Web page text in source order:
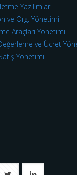
Yazılımları
ve Org. Yönetimi
Araçları Yönetimi
ve Ücret
Yönetimi